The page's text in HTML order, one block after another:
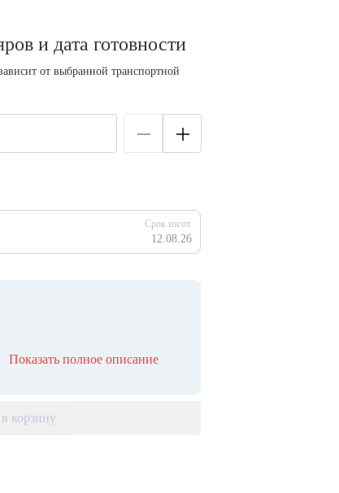
и дата готовности
от выбранной транспортной
Срок изгот.
12.08.26
Показать полное описание
корзину